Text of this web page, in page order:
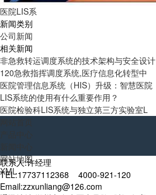
医院LIS系
新闻类别
公司新闻
相关新闻
非急救转运调度系统的技术架构与安全设计
120急救指挥调度系统,医疗信息化转型中
医院管理信息系统（HIS）升级：智慧医院
LIS系统的使用有什么重要作用？
医院检验科LIS系统与独立第三方实验室L
网站地图
XML
联系人:许经理
TEL:17737112368 4000-921-120
Email:zzxunliang@126.com